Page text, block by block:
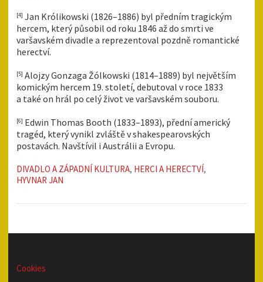
[4] Jan Królikowski (1826–1886) byl předním tragickým
hercem, který působil od roku 1846 až do smrti ve
varšavském divadle a reprezentoval pozdně romantické
herectví.
[5] Alojzy Gonzaga Žólkowski (1814–1889) byl největším
komickým hercem 19. století, debutoval v roce 1833
a také on hrál po celý život ve varšavském souboru.
[6] Edwin Thomas Booth (1833–1893), přední americký
tragéd, který vynikl zvláště v shakespearovských
postavách. Navštívil i Austrálii a Evropu.
DIVADLO A ZÁPADNÍ KULTURA, HERCI A HERECTVÍ,
HYVNAR JAN
Cookies